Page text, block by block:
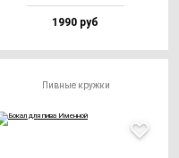
1990 руб
Пивные кружки